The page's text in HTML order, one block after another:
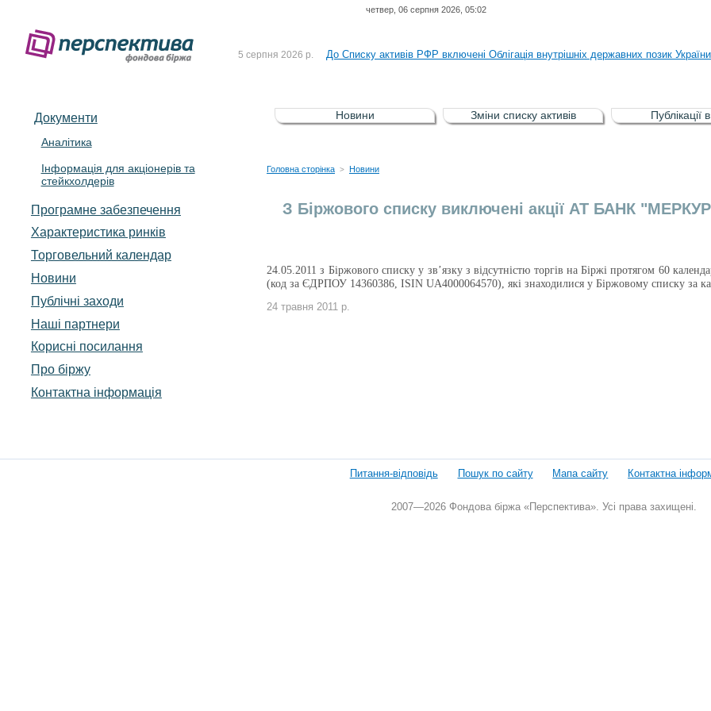
четвер, 06 серпня 2026, 05:02
5 серпня 2026 р. До Списку активів РФР включені Облігація внутрішніх державних позик
5 серпня 2026 р. До уваги власників облігацій ISIN UA5000008459 серії В ТОВ"ФАСТФІНАНС"
4 серпня 2026 р. Рішення НКЦПФР від 04.08.2026 р.стосовно обігу цінних паперів окремих
До Списку активів РФР включені Облігація внутрішніх державних позик
Документи
Аналітика
Інформація для акціонерів та
стейкхолдерів
Програмне забезпечення
Характеристика pинків
Торговельний календар
Новини
Публічні заходи
Наші партнери
Корисні посилання
Про біржу
Контактна інформація
Новини Зміни списку активів Публікації
Головна сторінка > Новини
З Біржового списку виключені акції АТ БАНК
24.05.2011 з Біржового списку у зв’язку з відсутністю торгів на Біржі протягом 60
(код за ЄДРПОУ 14360386, ISIN UA4000064570), які знаходилися у Біржовому списку за
24 травня 2011 р.
Питання-відповідь Пошук по сайту Мапа сайту Контактна
2007—2026 Фондова біржа «Перспектива». Усі права захищені.